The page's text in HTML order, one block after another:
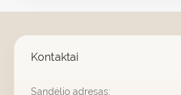
Kontaktai
Sandėlio adresas: